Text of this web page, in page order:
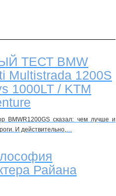
ТЕСТ BMW
Multistrada 1200S
1000LT / KTM
BMWR1200GS сказал: чем лучше и
И действительно,…
Райана